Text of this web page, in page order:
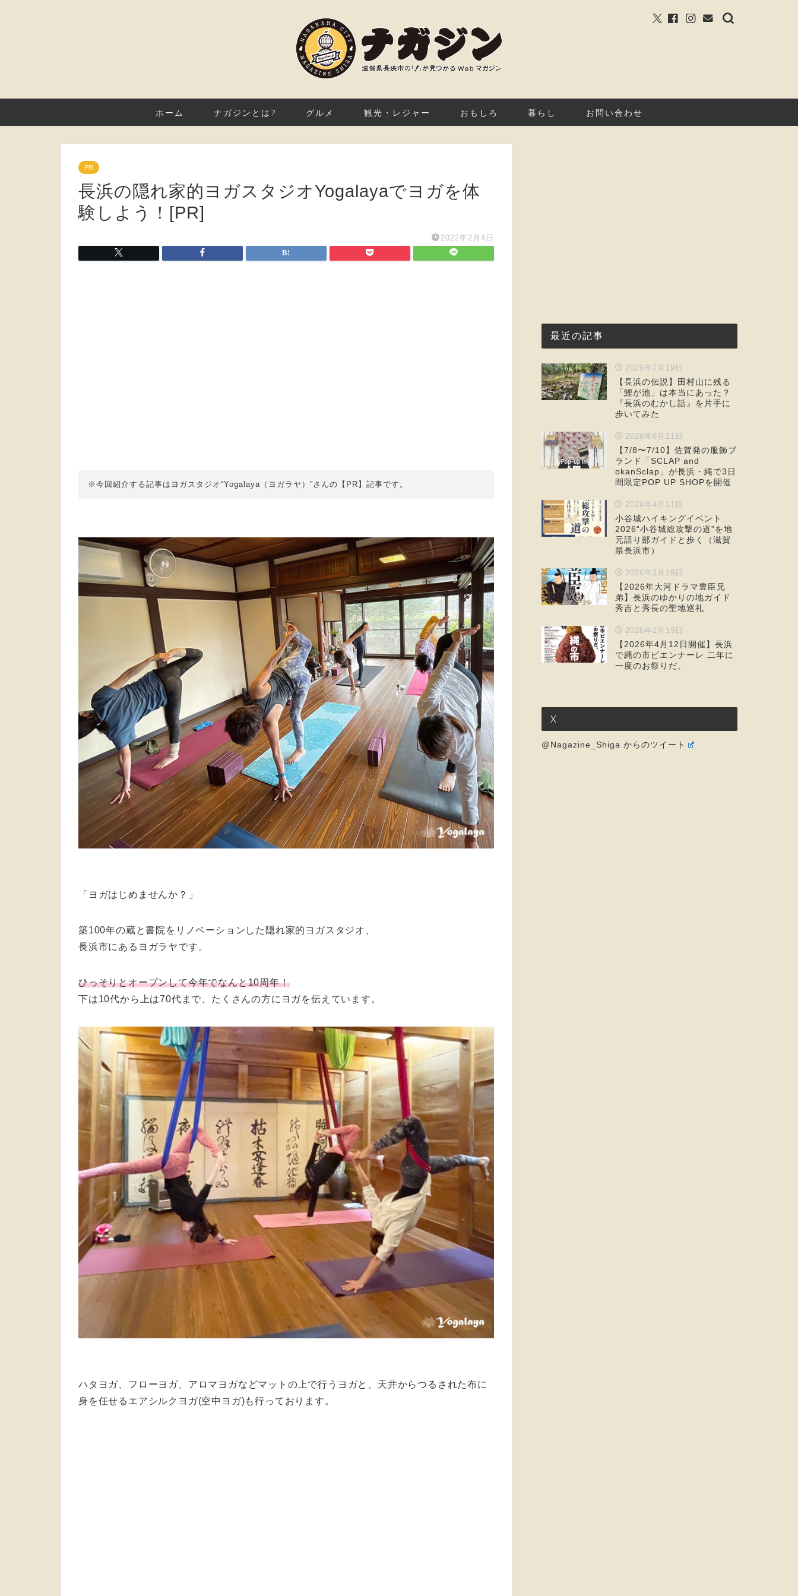
ホーム ナガジンとは? グルメ 観光・レジャー おもしろ 暮らし お問い合わせ
PR
長浜の隠れ家的ヨガスタジオYogalayaでヨガを体
験しよう！[PR]
2022年2月4日
※今回紹介する記事はヨガスタジオ“Yogalaya（ヨガラヤ）”さんの【PR】記事です。
「ヨガはじめませんか？」
築100年の蔵と書院をリノベーションした隠れ家的ヨガスタジオ、
長浜市にあるヨガラヤです。
ひっそりとオープンして今年でなんと10周年！
下は10代から上は70代まで、たくさんの方にヨガを伝えています。
ハタヨガ、フローヨガ、アロマヨガなどマットの上で行うヨガと、天井からつるされた布に
身を任せるエアシルクヨガ(空中ヨガ)も行っております。
最近の記事
2026年7月19日
【長浜の伝説】田村山に残る
「鯉が池」は本当にあった？
『長浜のむかし話』を片手に
歩いてみた
2026年6月21日
【7/8〜7/10】佐賀発の服飾ブ
ランド「SCLAP and
okanSclap」が長浜・縄で3日
間限定POP UP SHOPを開催
2026年4月11日
小谷城ハイキングイベント
2026“小谷城総攻撃の道”を地
元語り部ガイドと歩く（滋賀
県長浜市）
2026年3月19日
【2026年大河ドラマ豊臣兄
弟】長浜のゆかりの地ガイド
秀吉と秀長の聖地巡礼
2026年2月19日
【2026年4月12日開催】長浜
で縄の市ビエンナーレ 二年に
一度のお祭りだ。
X
@Nagazine_Shiga からのツイート